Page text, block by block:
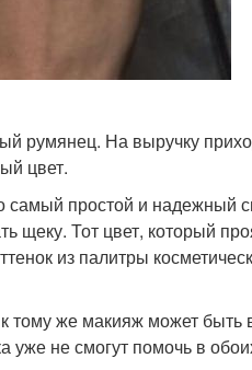
румянец. На выручку
цвет.
самый простой и надежный
щеку. Тот цвет, который
из палитры
тому же макияж может быть
уже не смогут помочь в